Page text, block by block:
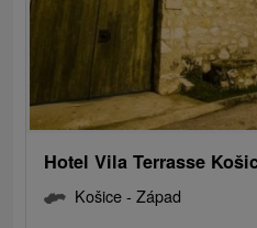
Hotel Vila Terrasse
Košice - Západ